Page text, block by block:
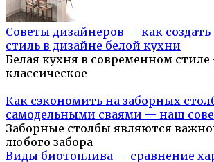
Советы дизайнеров — как
стиль в дизайне белой кухни
Белая кухня в современном стиле
классическое
Как сэкономить на заборных
самодельными сваями — наш
Заборные столбы являются
любого забора
Виды биотоплива — сравнение